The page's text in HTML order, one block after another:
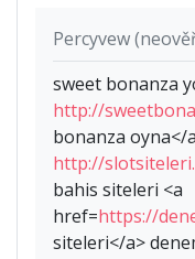
Percyvew
sweet bonanza
http://
bonanza oyna</
http://
bahis siteleri <a
href=https://
siteleri</a>